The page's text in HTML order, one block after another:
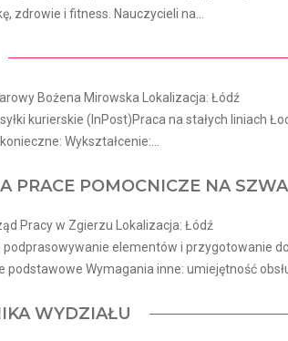
zdrowie i fitness. Nauczycieli na...
Bożena Mirowska Lokalizacja: Łódź
kurierskie (InPost)Praca na stałych liniach
Wykształcenie:...
PRACE POMOCNICZE NA
Pracy w Zgierzu Lokalizacja: Łódź
elementów i przygotowanie
podstawowe Wymagania inne: umiejętność
WYDZIAŁU